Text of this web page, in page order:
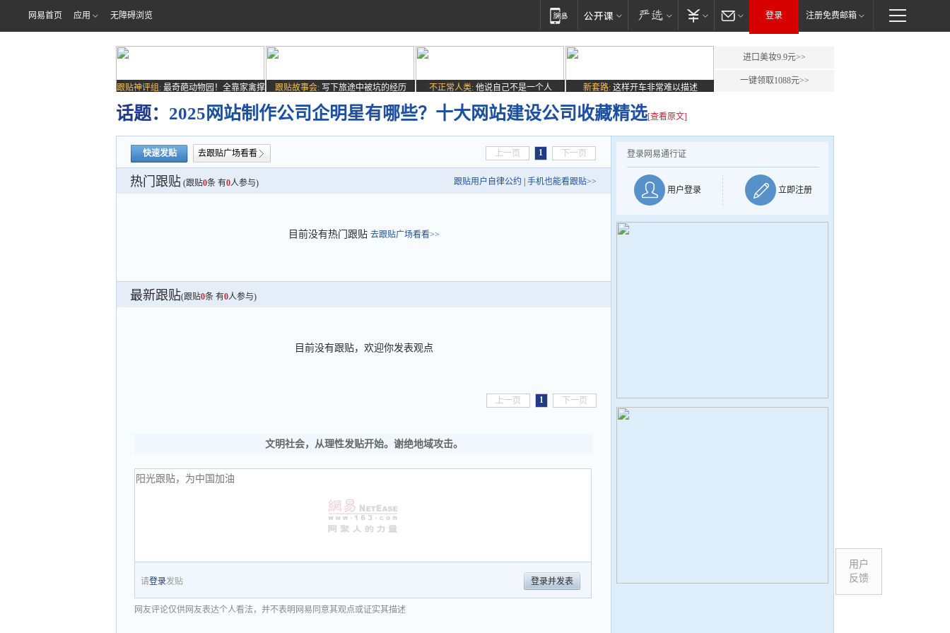
网易首页 应用 无障碍浏览 登录 注册免费邮箱
跟贴神评组: 最奇葩动物园！全靠家禽撑
跟贴故事会: 写下旅途中被坑的经历 不正常人类: 他说自己不是一个人 新套路: 这样开车非常难以描述
进口美妆9.9元>>
一键领取1088元>>
话题： 2025网站制作公司企明星有哪些？十大网站建设公司收藏精选[查看原文]
快速发贴 去跟贴广场看看 上一页 1 下一页
热门跟贴 (跟贴0条 有0人参与) 跟贴用户自律公约 手机也能看跟贴>>
目前没有热门跟贴 去跟贴广场看看>>
最新跟贴(跟贴0条 有0人参与)
目前没有跟贴，欢迎你发表观点
上一页 1 下一页
文明社会，从理性发贴开始。谢绝地域攻击。
请登录发贴 登录并发表
网友评论仅供网友表达个人看法，并不表明网易同意其观点或证实其描述
登录网易通行证
用户登录 立即注册
用户
反馈